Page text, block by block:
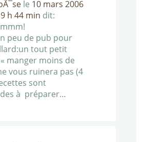
le 10 mars 2006
h 44 min dit:
peu de pub pour
tout petit
manger moins de
vous ruinera pas (4
sont
à préparer…